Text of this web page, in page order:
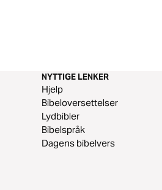
NYTTIGE LENKER
Hjelp
Bibeloversettelser
Lydbibler
Bibelspråk
Dagens bibelvers